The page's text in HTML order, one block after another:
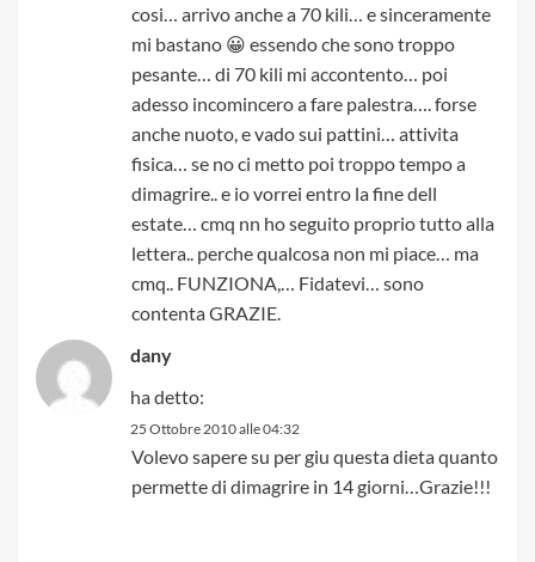
cosi… arrivo anche a 70 kili… e sinceramente
mi bastano 😀 essendo che sono troppo
pesante… di 70 kili mi accontento… poi
adesso incomincero a fare palestra…. forse
anche nuoto, e vado sui pattini… attivita
fisica… se no ci metto poi troppo tempo a
dimagrire.. e io vorrei entro la fine dell
estate… cmq nn ho seguito proprio tutto alla
lettera.. perche qualcosa non mi piace… ma
cmq.. FUNZIONA,… Fidatevi… sono
contenta GRAZIE.
dany
ha detto:
25 Ottobre 2010 alle 04:32
Volevo sapere su per giu questa dieta quanto
permette di dimagrire in 14 giorni…Grazie!!!